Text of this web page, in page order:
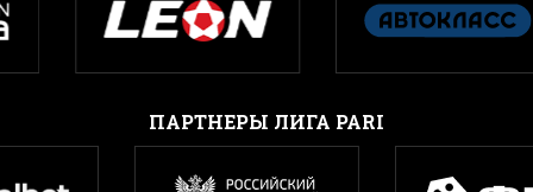
ПАРТНЕРЫ ЛИГА PARI